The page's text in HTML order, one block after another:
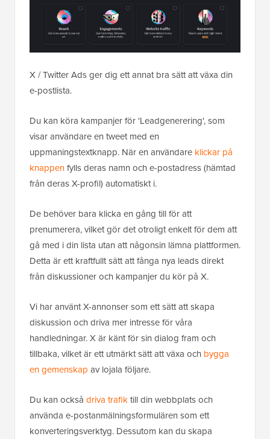
X / Twitter Ads ger dig ett annat bra sätt att växa din
e-postlista.
Du kan köra kampanjer för 'Leadgenerering', som
visar användare en tweet med en
uppmaningstextknapp. När en användare klickar på
knappenfylls deras namn och e-postadress (hämtad
från deras X-profil) automatiskt i.
De behöver bara klicka en gång till för att
prenumerera, vilket gör det otroligt enkelt för dem att
gå med i din lista utan att någonsin lämna plattformen.
Detta är ett kraftfullt sätt att fånga nya leads direkt
från diskussioner och kampanjer du kör på X.
Vi har använt X-annonser som ett sätt att skapa
diskussion och driva mer intresse för våra
handledningar. X är känt för sin dialog fram och
tillbaka, vilket är ett utmärkt sätt att växa och bygga
en gemenskap av lojala följare.
Du kan också driva trafiktill din webbplats och
använda e-postanmälningsformulären som ett
konverteringsverktyg. Dessutom kan du skapa